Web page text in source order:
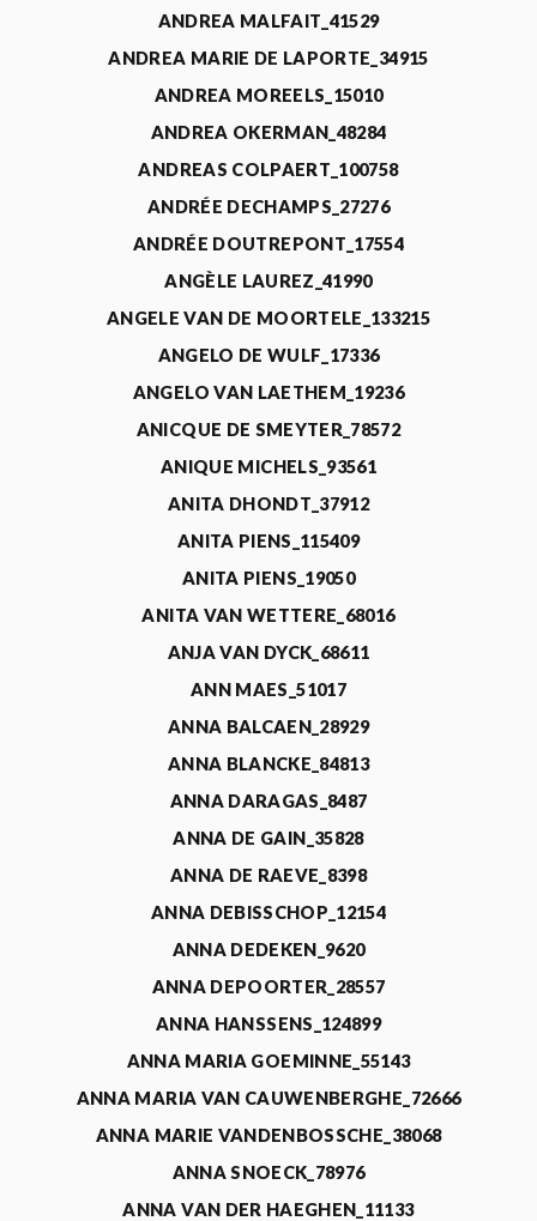
ANDREA MALFAIT_41529
ANDREA MARIE DE LAPORTE_34915
ANDREA MOREELS_15010
ANDREA OKERMAN_48284
ANDREAS COLPAERT_100758
ANDRÉE DECHAMPS_27276
ANDRÉE DOUTREPONT_17554
ANGÈLE LAUREZ_41990
ANGELE VAN DE MOORTELE_133215
ANGELO DE WULF_17336
ANGELO VAN LAETHEM_19236
ANICQUE DE SMEYTER_78572
ANIQUE MICHELS_93561
ANITA DHONDT_37912
ANITA PIENS_115409
ANITA PIENS_19050
ANITA VAN WETTERE_68016
ANJA VAN DYCK_68611
ANN MAES_51017
ANNA BALCAEN_28929
ANNA BLANCKE_84813
ANNA DARAGAS_8487
ANNA DE GAIN_35828
ANNA DE RAEVE_8398
ANNA DEBISSCHOP_12154
ANNA DEDEKEN_9620
ANNA DEPOORTER_28557
ANNA HANSSENS_124899
ANNA MARIA GOEMINNE_55143
ANNA MARIA VAN CAUWENBERGHE_72666
ANNA MARIE VANDENBOSSCHE_38068
ANNA SNOECK_78976
ANNA VAN DER HAEGHEN_11133